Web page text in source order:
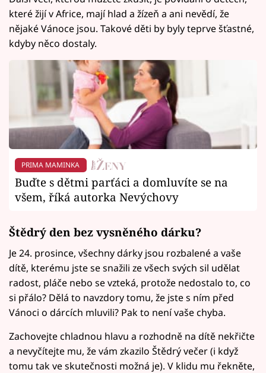
které žijí v Africe, mají hlad a žízeň a ani nevědí, že
nějaké Vánoce jsou. Takové děti by byly teprve šťastné,
kdyby něco dostaly.
PRIMA MAMINKA
Buďte s dětmi parťáci a domluvíte se na
všem, říká autorka Nevýchovy
Štědrý den bez vysněného dárku?
Je 24. prosince, všechny dárky jsou rozbalené a vaše
dítě, kterému jste se snažili ze všech svých sil udělat
radost, pláče nebo se vzteká, protože nedostalo to, co
si přálo? Dělá to navzdory tomu, že jste s ním před
Vánoci o dárcích mluvili? Pak to není vaše chyba.
Zachovejte chladnou hlavu a rozhodně na dítě nekřičte
a nevyčítejte mu, že vám zkazilo Štědrý večer (i když
tomu tak ve skutečnosti možná je). V klidu mu řekněte,